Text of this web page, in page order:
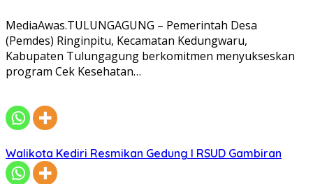
MediaAwas.TULUNGAGUNG – Pemerintah Desa
(Pemdes) Ringinpitu, Kecamatan Kedungwaru,
Kabupaten Tulungagung berkomitmen menyukseskan
program Cek Kesehatan…
Walikota Kediri Resmikan Gedung I RSUD Gambiran